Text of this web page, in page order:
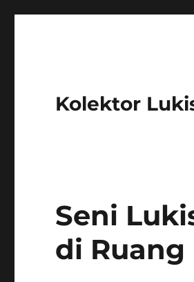
Kolektor
Seni
di